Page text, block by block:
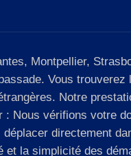
Montpellier,
Vous trouverez
Notre
Nous vérifions votre
directement
et la simplicité des